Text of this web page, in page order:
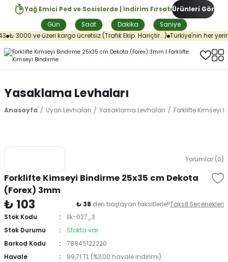
Yağ Emici Ped ve Sosislerde | İndirim Fırsatı
Gün
Saat Dakika Saniye
Ürünleri Gör
₺ 3000 ve üzeri kargo ücretsiz (Trafik Ekip. Hariçtir...) Türkiye'nin her
Yasaklama Levhaları
Anasayfa Uyarı Levhaları Yasaklama Levhaları Forklifte Kimseyi
Yorumlar (0)
Forklifte Kimseyi Bindirme 25x35 cm Dekota
(Forex) 3mm
₺ 103 ₺ 38 den başlayan taksitlerle!!Taksit Seçenekleri
Stok Kodu
İlk-027_3
Stok Durumu
Stokta var
Barkod Kodu
78845122220
Havale
99,71 TL (%3,00 havale indirimi)